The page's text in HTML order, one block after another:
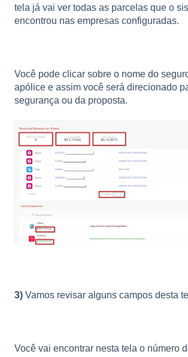
tela já vai ver todas as parcelas que o
encontrou nas empresas configuradas.
Você pode clicar sobre o nome do
apólice e assim você será direcionado
segurança ou da proposta.
3) Vamos revisar alguns campos desta
Você vai encontrar nesta tela o número